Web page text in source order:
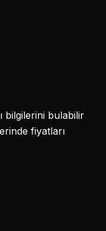
bilgilerini bulabilir
fiyatları